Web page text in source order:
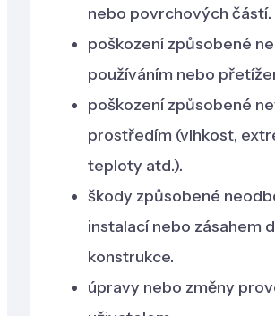
nebo povrchových částí.
poškození způsobené
používáním nebo
poškození způsobené
prostředím (vlhkost,
teploty atd.).
škody způsobené
instalací nebo zásahem
konstrukce.
úpravy nebo změny